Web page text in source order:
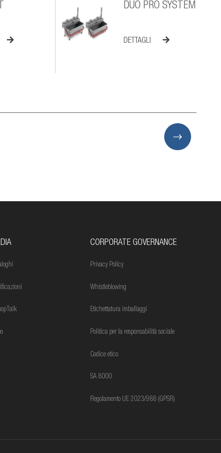
DUO PRO SYSTEM
DETTAGLI
CORPORATE GOVERNANCE
Privacy Policy
Whistleblowing
Etichettatura imballaggi
Politica per la responsabilità sociale
Codice etico
SA 8000
Regolamento UE 2023/988 (GPSR)